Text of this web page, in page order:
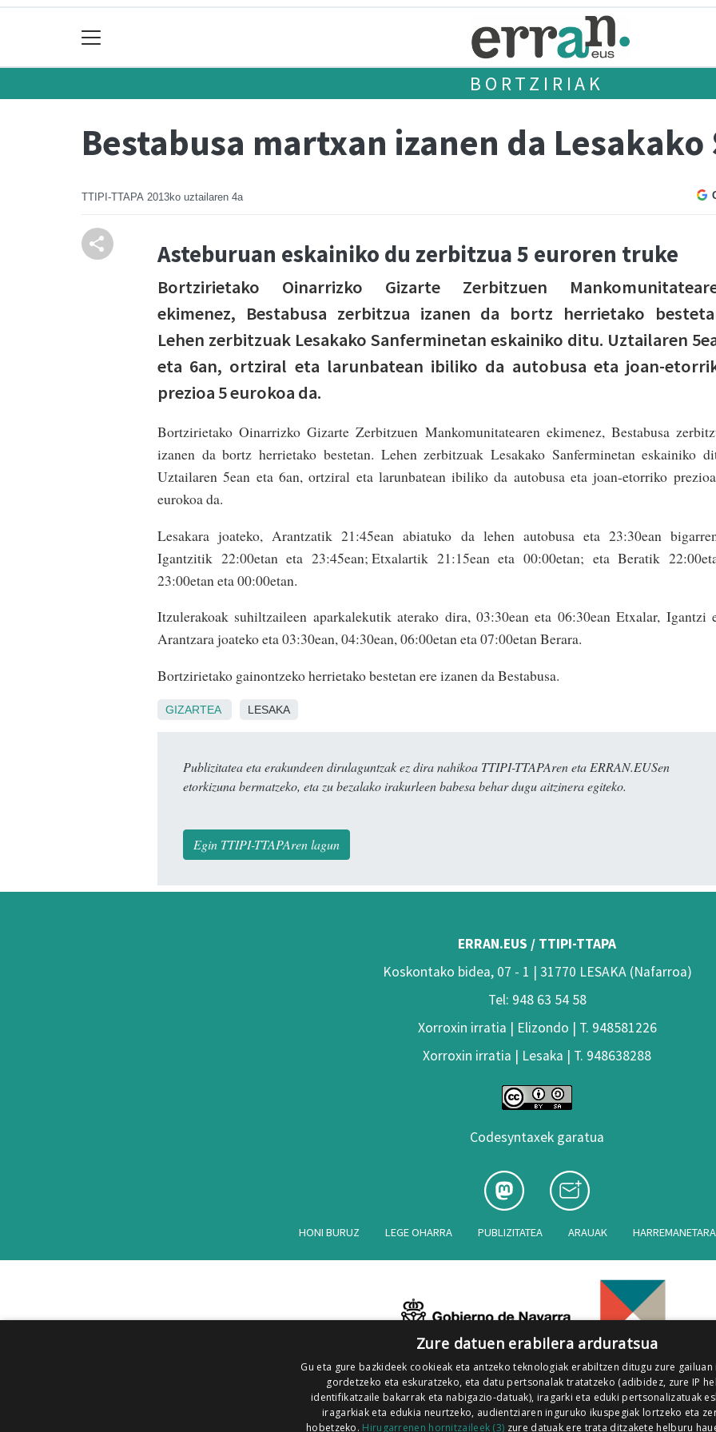
BORTZIRIAK
Bestabusa martxan izanen da
TTIPI-TTAPA 2013ko uztailaren 4a
Asteburuan eskainiko du zerbitzua 5 euroren truke
Bortzirietako Oinarrizko Gizarte Zerbitzuen
ekimenez, Bestabusa zerbitzua izanen da bortz herrietako
Lehen zerbitzuak Lesakako Sanferminetan eskainiko ditu. Uztailaren
eta 6an, ortziral eta larunbatean ibiliko da autobusa eta joan-
prezioa 5 eurokoa da.
Bortzirietako Oinarrizko Gizarte Zerbitzuen Mankomunitatearen ekimenez, Bestabusa
izanen da bortz herrietako bestetan. Lehen zerbitzuak Lesakako Sanferminetan eskainiko
Uztailaren 5ean eta 6an, ortziral eta larunbatean ibiliko da autobusa eta joan-etorriko
eurokoa da.
Lesakara joateko, Arantzatik 21:45ean abiatuko da lehen autobusa eta 23:30ean
Igantzitik 22:00etan eta 23:45ean; Etxalartik 21:15ean eta 00:00etan; eta Beratik
23:00etan eta 00:00etan.
Itzulerakoak suhiltzaileen aparkalekutik aterako dira, 03:30ean eta 06:30ean Etxalar, Igantzi
Arantzara joateko eta 03:30ean, 04:30ean, 06:00etan eta 07:00etan Berara.
Bortzirietako gainontzeko herrietako bestetan ere izanen da Bestabusa.
GIZARTEA LESAKA
Publizitatea eta erakundeen dirulaguntzak ez dira nahikoa TTIPI-TTAPAren eta ERRAN.EUSen
etorkizuna bermatzeko, eta zu bezalako irakurleen babesa behar dugu aitzinera egiteko.
Egin TTIPI-TTAPAren lagun
ERRAN.EUS / TTIPI-TTAPA
Koskontako bidea, 07 - 1 | 31770 LESAKA (Nafarroa)
Tel: 948 63 54 58
Xorroxin irratia | Elizondo | T. 948581226
Xorroxin irratia | Lesaka | T. 948638288
Codesyntaxek garatua
HONI BURUZ LEGE OHARRA PUBLIZITATEA ARAUAK
Zure datuen erabilera arduratsua
Gu eta gure bazkideek cookieak eta antzeko teknologiak erabiltzen ditugu zure
gordetzeko eta eskuratzeko, eta datu pertsonalak tratatzeko (adibidez, zure IP
identifikatzaile bakarrak eta nabigazio-datuak), iragarki eta eduki pertsonalizatuak
iragarkiak eta edukia neurtzeko, audientziaren inguruko ikuspegiak lortzeko eta
hobetzeko. Hirugarrenen hornitzaileek (3) zure datuak ere trata ditzakete helburu